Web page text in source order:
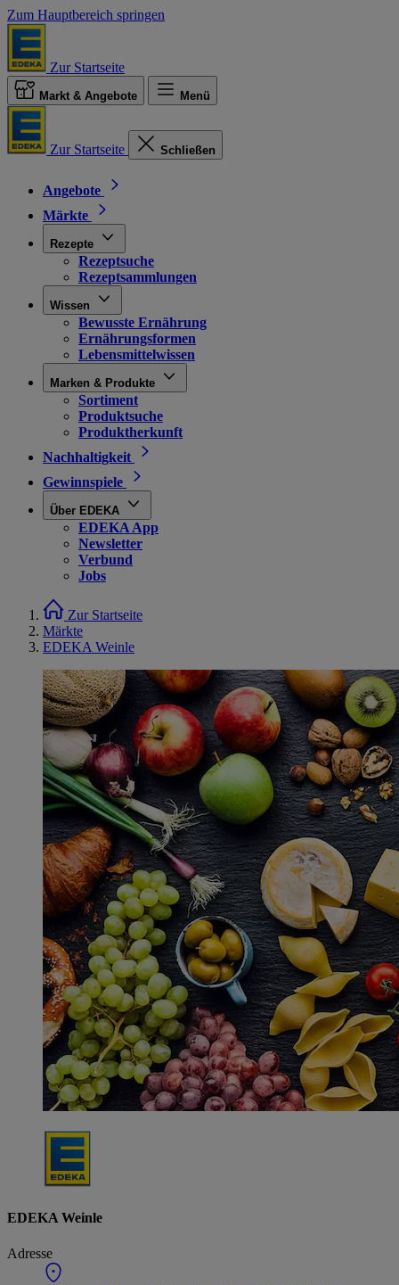
Zum Hauptbereich springen
Zur Startseite
Markt & Angebote Menü
Zur Startseite Schließen
Angebote
Märkte
Rezepte
Rezeptsuche
Rezeptsammlungen
Wissen
Bewusste Ernährung
Ernährungsformen
Lebensmittelwissen
Marken & Produkte
Sortiment
Produktsuche
Produktherkunft
Nachhaltigkeit
Gewinnspiele
Über EDEKA
EDEKA App
Newsletter
Verbund
Jobs
Zur Startseite
Märkte
EDEKA Weinle
EDEKA Weinle
Adresse